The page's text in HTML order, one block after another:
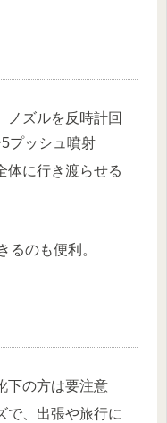
ノズルを反時計回
プッシュ噴射
体に行き渡らせる
るのも便利。
下の方は要注意
で、出張や旅行に